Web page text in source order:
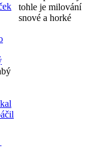
tohle je milování
snové a horké